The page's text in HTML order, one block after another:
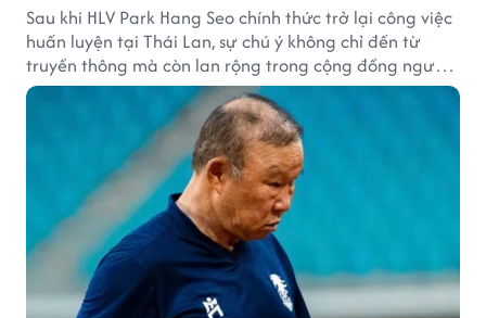
Sau khi HLV Park Hang Seo chính thức trở lại công việc
huấn luyện tại Thái Lan, sự chú ý không chỉ đến từ
truyền thông mà còn lan rộng trong cộng đồng người
hâm mộ bóng đá nước này.